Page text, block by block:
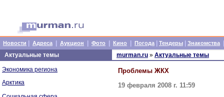
Новости Адреса Аукцион Фото Кино Погода Тендеры Знакомства
Актуальные темы
Экономика региона
Арктика
murman.ru » Актуальные темы
Проблемы ЖКХ
19 февраля 2008 г. 11:59